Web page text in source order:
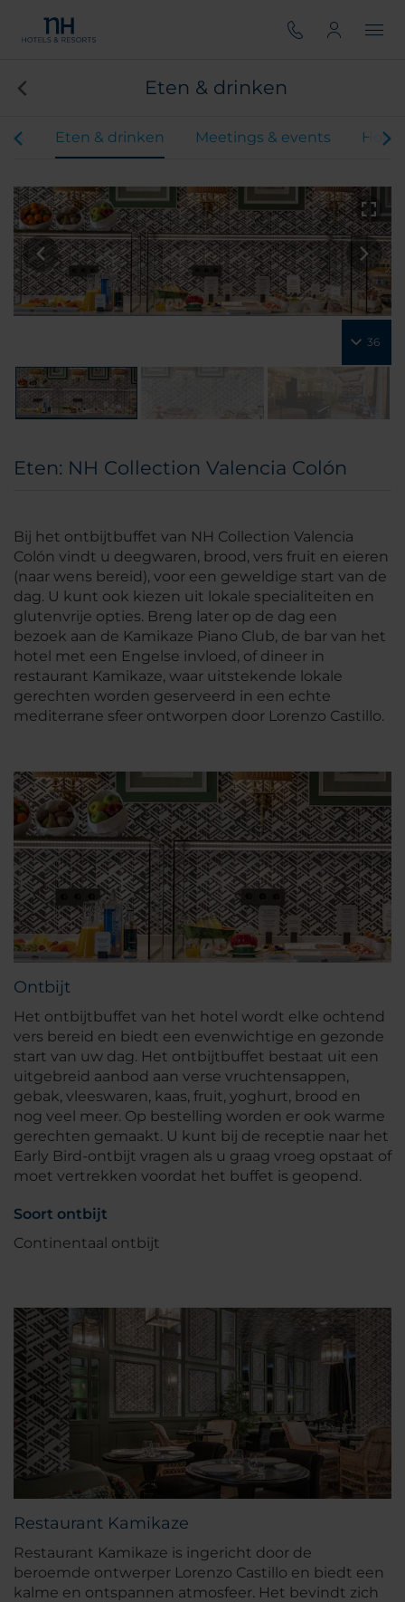
Eten & drinken
Eten & drinken Meetings & events
36
Eten: NH Collection Valencia Colón
Bij het ontbijtbuffet van NH Collection Valencia
Colón vindt u deegwaren, brood, vers fruit en eieren
(naar wens bereid), voor een geweldige start van de
dag. U kunt ook kiezen uit lokale specialiteiten en
glutenvrije opties. Breng later op de dag een
bezoek aan de Kamikaze Piano Club, de bar van het
hotel met een Engelse invloed, of dineer in
restaurant Kamikaze, waar uitstekende lokale
gerechten worden geserveerd in een echte
mediterrane sfeer ontworpen door Lorenzo Castillo.
Ontbijt
Het ontbijtbuffet van het hotel wordt elke ochtend
vers bereid en biedt een evenwichtige en gezonde
start van uw dag. Het ontbijtbuffet bestaat uit een
uitgebreid aanbod aan verse vruchtensappen,
gebak, vleeswaren, kaas, fruit, yoghurt, brood en
nog veel meer. Op bestelling worden er ook warme
gerechten gemaakt. U kunt bij de receptie naar het
Early Bird-ontbijt vragen als u graag vroeg opstaat of
moet vertrekken voordat het buffet is geopend.
Soort ontbijt
Continentaal ontbijt
Restaurant Kamikaze
Restaurant Kamikaze is ingericht door de
beroemde ontwerper Lorenzo Castillo en biedt een
kalme en ontspannen atmosfeer. Het bevindt zich